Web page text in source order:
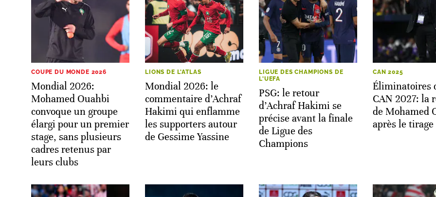
COUPE DU MONDE 2026
Mondial 2026:
Mohamed Ouahbi
convoque un groupe
élargi pour un premier
stage, sans plusieurs
cadres retenus par
leurs clubs
LIONS DE L'ATLAS
Mondial 2026: le
commentaire d’Achraf
Hakimi qui enflamme
les supporters autour
de Gessime Yassine
LIGUE DES CHAMPIONS DE
L'UEFA
PSG: le retour
d’Achraf Hakimi se
précise avant la finale
de Ligue des
Champions
CAN 2025
Éliminatoires
CAN 2027: la
de Mohamed
après le